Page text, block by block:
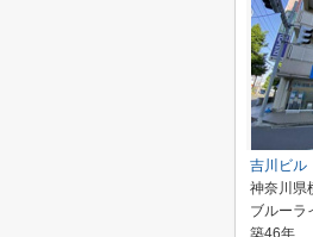
吉川ビル
神奈川県
ブルーラ
築46年